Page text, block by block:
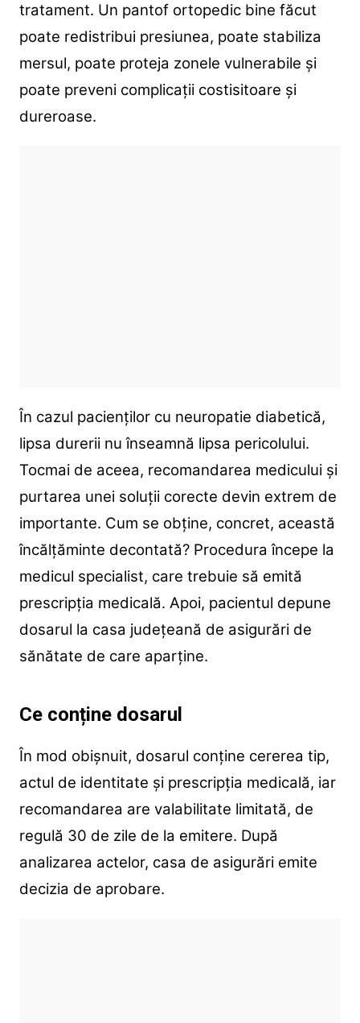
tratament. Un pantof ortopedic bine făcut
poate redistribui presiunea, poate stabiliza
mersul, poate proteja zonele vulnerabile și
poate preveni complicații costisitoare și
dureroase.
În cazul pacienților cu neuropatie diabetică,
lipsa durerii nu înseamnă lipsa pericolului.
Tocmai de aceea, recomandarea medicului și
purtarea unei soluții corecte devin extrem de
importante. Cum se obține, concret, această
încălțăminte decontată? Procedura începe la
medicul specialist, care trebuie să emită
prescripția medicală. Apoi, pacientul depune
dosarul la casa județeană de asigurări de
sănătate de care aparține.
Ce conține dosarul
În mod obișnuit, dosarul conține cererea tip,
actul de identitate și prescripția medicală, iar
recomandarea are valabilitate limitată, de
regulă 30 de zile de la emitere. După
analizarea actelor, casa de asigurări emite
decizia de aprobare.